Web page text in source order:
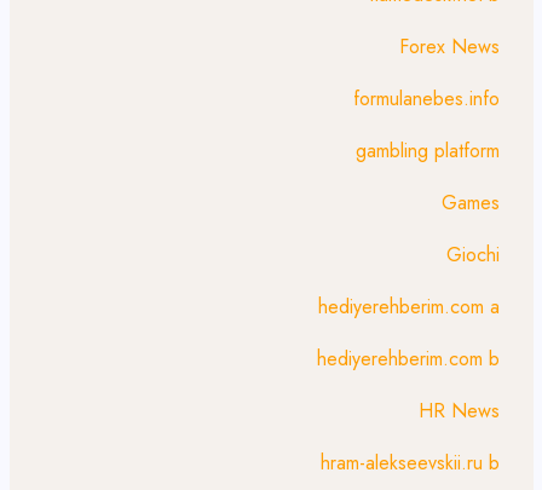
Forex News
formulanebes.info
gambling platform
Games
Giochi
hediyerehberim.com a
hediyerehberim.com b
HR News
hram-alekseevskii.ru b